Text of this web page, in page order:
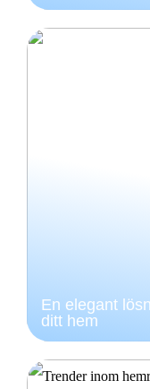
En elegant
ditt hem